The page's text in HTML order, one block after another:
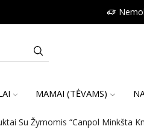
MAMAI (TĖVAMS)
Su Žymomis “Canpol Minkšta